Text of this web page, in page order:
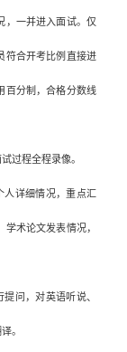
，一并进入面试。仅
符合开考比例直接进
百分制，合格分数线
过程全程录像。
人详细情况，重点汇
术论文发表情况，
问，对英语听说、
。